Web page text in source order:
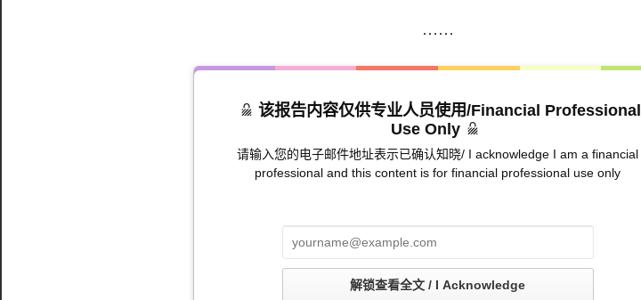
……
该报告内容仅供专业人员使用/Financial Professional
Use Only
请输入您的电子邮件地址表示已确认知晓/ I acknowledge I am a financial
professional and this content is for financial professional use only
解锁查看全文 / I Acknowledge